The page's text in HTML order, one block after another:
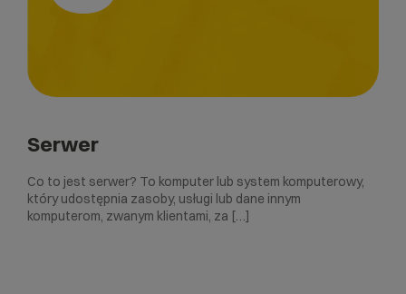
Serwer
Co to jest serwer? To komputer lub system komputerowy,
który udostępnia zasoby, usługi lub dane innym
komputerom, zwanym klientami, za […]